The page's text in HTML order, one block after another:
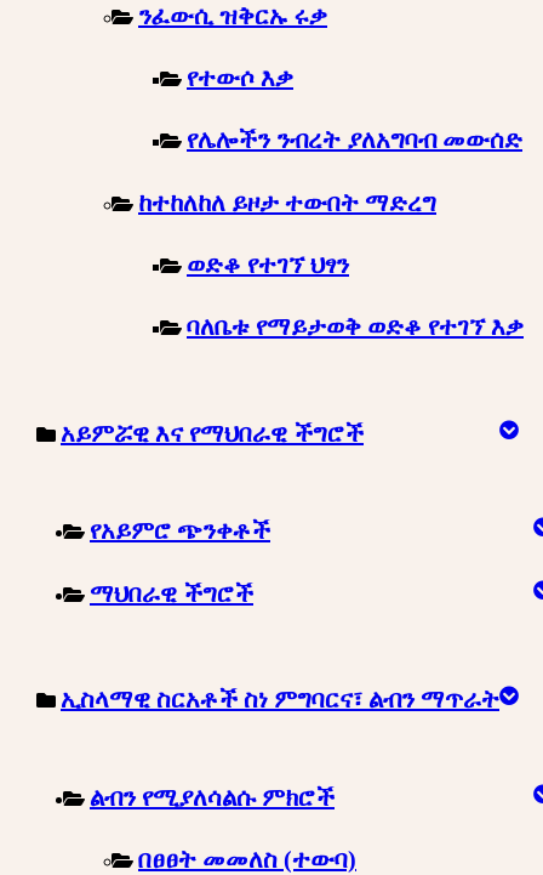
ንፈውሲ ዝቅርኡ ሩቃ
የተውሶ እቃ
የሌሎችን ንብረት ያለአግባብ መውሰድ
ከተከለከለ ይዞታ ተውበት ማድረግ
ወድቆ የተገኘ ህፃን
ባለቤቱ የማይታወቅ ወድቆ የተገኘ እቃ
አይምሯዊ እና የማህበራዊ ችግሮች
የአይምሮ ጭንቀቶች
ማህበራዊ ችግሮች
ኢስላማዊ ስርአቶች ስነ ምግባርና፣ ልብን ማጥራት
ልብን የሚያለሳልሱ ምክሮች
በፀፀት መመለስ (ተውባ)